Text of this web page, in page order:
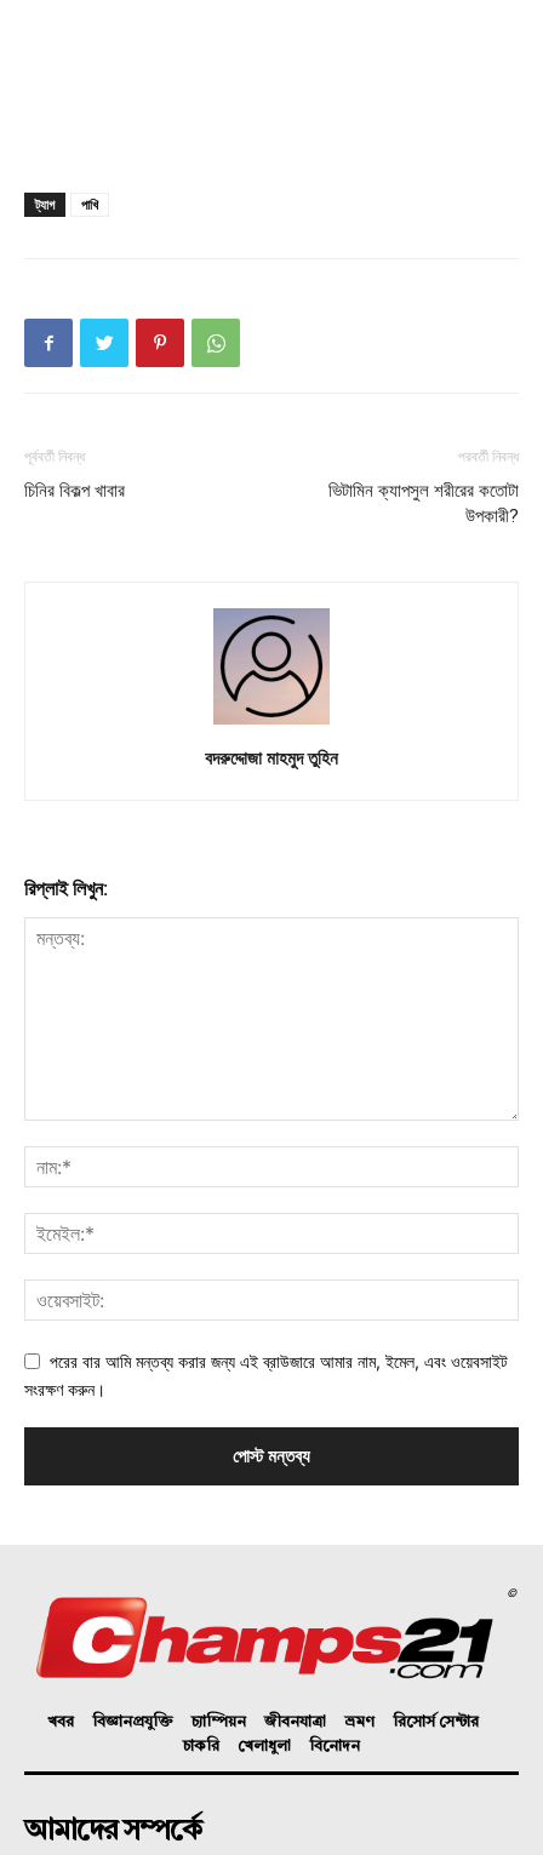
Company
Subscription Plans
ট্যাগ পাখি
পূর্ববর্তী নিবন্ধ
চিনির বিকল্প খাবার
পরবর্তী নিবন্ধ
ভিটামিন ক্যাপসুল শরীরের কতোটা
উপকারী?
বদরুদ্দোজা মাহমুদ তুহিন
রিপ্লাই লিখুন:
পরের বার আমি মন্তব্য করার জন্য এই ব্রাউজারে আমার নাম, ইমেল, এবং ওয়েবসাইট
সংরক্ষণ করুন।
©
খবর বিজ্ঞানপ্রযুক্তি চ্যাম্পিয়ন জীবনযাত্রা ভ্রমণ
রিসোর্স সেন্টার
চাকরি
খেলাধুলা বিনোদন
আমাদের সম্পর্কে